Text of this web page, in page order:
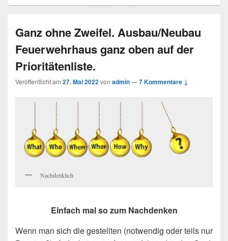
Ganz ohne Zweifel. Ausbau/Neubau
Feuerwehrhaus ganz oben auf der
Prioritätenliste.
Veröffentlicht am 27. Mai 2022von admin—7 Kommentare ↓
Nachdenklich
Einfach mal so zum Nachdenken
Wenn man sich die gestellten (notwendig oder teils nur